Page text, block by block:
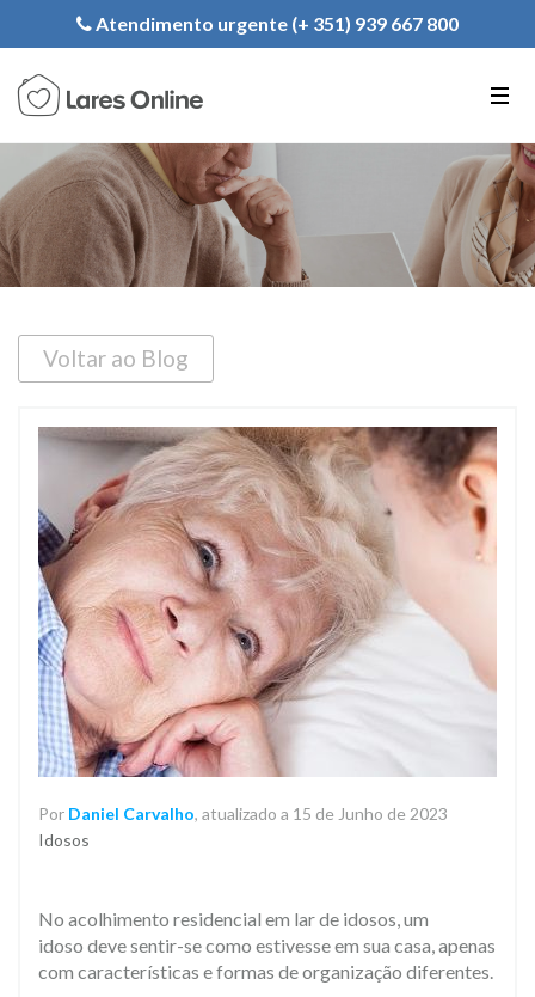
Registe a sua Instituição
Atendimento urgente (+ 351) 939 667 800
Voltar ao Blog
Por Daniel Carvalho, atualizado a 15 de Junho de 2023
Idosos
​No acolhimento residencial em lar de idosos, um
idoso deve sentir-se como estivesse em sua casa, apenas
com características e formas de organização diferentes.